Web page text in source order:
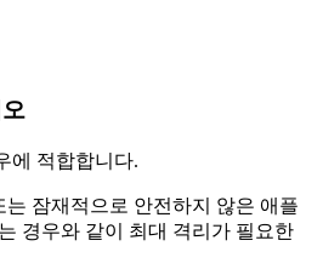
에 적합합니다.
잠재적으로 안전하지 않은 애플
경우와 같이 최대 격리가 필요한